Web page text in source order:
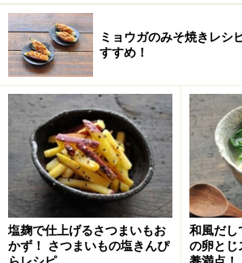
きゅうりとミョウガの酢の
順
きゅうりとミョウガの酢の物
1
材料を用意する
今回の酢の物に使う材料は3種類、
ガ、わかめです。わかめは乾燥のも
ミョウガのみそ焼きレ
すすめ！
塩麹で仕上げるさつまいもお
かず！ さつまいもの塩きんぴ
和風だし
の卵と